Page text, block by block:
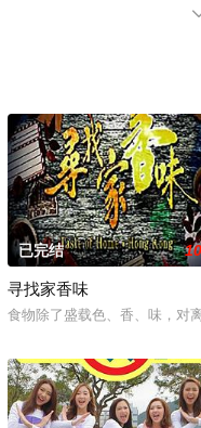
,容天佑,林玥,黃榮燊,黃毅
，箇中艱難絕非一般人能夠
已完结
寻找家香味
食物除了盛载色、香、味，对